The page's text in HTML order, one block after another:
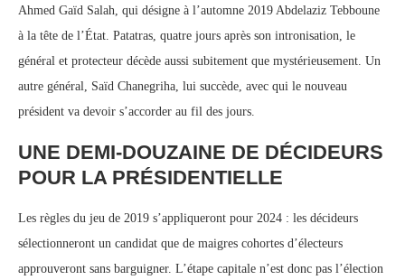
Ahmed Gaïd Salah, qui désigne à l’automne 2019 Abdelaziz Tebboune
à la tête de l’État. Patatras, quatre jours après son intronisation, le
général et protecteur décède aussi subitement que mystérieusement. Un
autre général, Saïd Chanegriha, lui succède, avec qui le nouveau
président va devoir s’accorder au fil des jours.
UNE DEMI-DOUZAINE DE DÉCIDEURS
POUR LA PRÉSIDENTIELLE
Les règles du jeu de 2019 s’appliqueront pour 2024 : les décideurs
sélectionneront un candidat que de maigres cohortes d’électeurs
approuveront sans barguigner. L’étape capitale n’est donc pas l’élection